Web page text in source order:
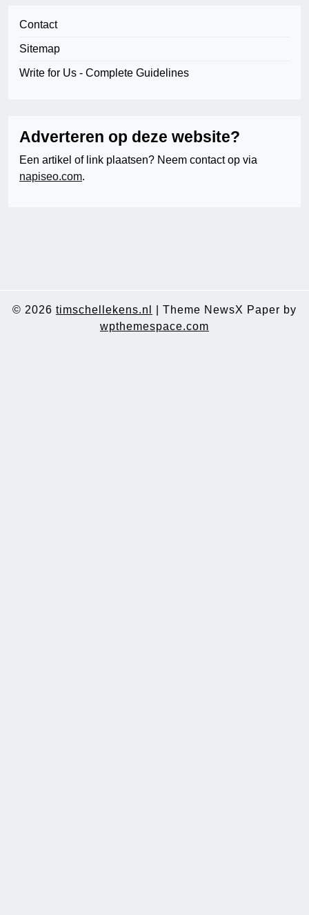
Contact
Sitemap
Write for Us - Complete Guidelines
Adverteren op deze website?
Een artikel of link plaatsen? Neem contact op via
napiseo.com.
© 2026 timschellekens.nl
Theme NewsX Paper by
wpthemespace.com